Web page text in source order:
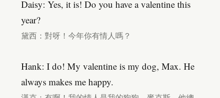
Daisy: Yes, it is! Do you have a valentine this
year?
黛西：對呀！今年你有情人嗎？
Hank: I do! My valentine is my dog, Max. He
always makes me happy.